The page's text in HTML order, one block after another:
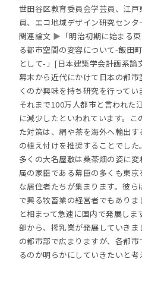
世田谷区教育委員会学芸員、江
員、エコ地域デザイン研究センタ
関連論文 ▶ 「明治初期に始まる
る都市空間の変容について-飯田
として-」[日本建築学会計画系論
幕末から近代にかけて日本の都
くのか興味を持ち研究を行ってい
それまで100万人都市と言われた
に減少したといわれています。
た対策は、絹や茶を海外へ輸出
の植え付けを推奨することでし
多くの大名屋敷は桑茶畑の姿に
属の家臣である幕臣の多くも東
な居住者たちが集まります。彼
で興る牧畜業の経営者でもあり
と相まって急速に国内で発展し
部から、搾乳業が発展していき
の都市部で広まりますが、各都
るのか明らかにしていきたいと考